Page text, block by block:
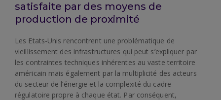
satisfaite par des moyens de
production de proximité
Les Etats-Unis rencontrent une problématique de
vieillissement des infrastructures qui peut s’expliquer par
les contraintes techniques inhérentes au vaste territoire
américain mais également par la multiplicité des acteurs
du secteur de l’énergie et la complexité du cadre
régulatoire propre à chaque état. Par conséquent,